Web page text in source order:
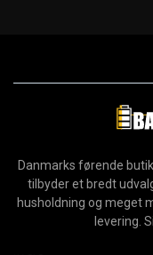
Danmarks førende
tilbyder et bredt
husholdning og meget
levering.